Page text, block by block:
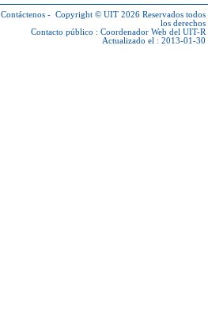
Contáctenos - Copyright © UIT 2026 Reservados todos
los derechos
Contacto público : Coordenador Web del UIT-R
Actualizado el : 2013-01-30